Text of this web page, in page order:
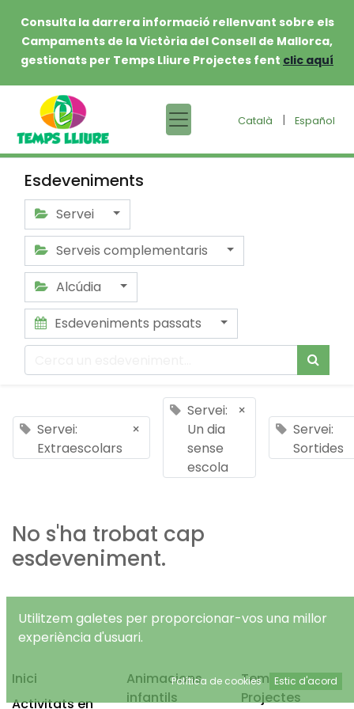
Consulta la darrera informació rellenvant sobre els
Campaments de la Victòria del Consell de Mallorca,
gestionats per Temps Lliure Projectes fent clic aquí
Català | Español
Esdeveniments
Servei
Serveis complementaris
Alcúdia
Esdeveniments passats
Servei:
Extraescolars
×
Servei:
Un dia
sense
escola
×
Servei:
Sortides
No s'ha trobat cap
esdeveniment.
Inici
Activitats en
Animacions
infantils
Temps Lliure
Projectes
Utilitzem galetes per proporcionar-vos una millor
experiència d'usuari.
Política de cookies Estic d'acord